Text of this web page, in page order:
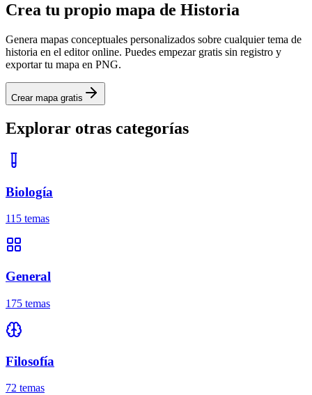
Crea tu propio mapa de Historia
Genera mapas conceptuales personalizados sobre cualquier tema de
historia en el editor online. Puedes empezar gratis sin registro y
exportar tu mapa en PNG.
Crear mapa gratis
Explorar otras categorías
Biología
115 temas
General
175 temas
Filosofía
72 temas